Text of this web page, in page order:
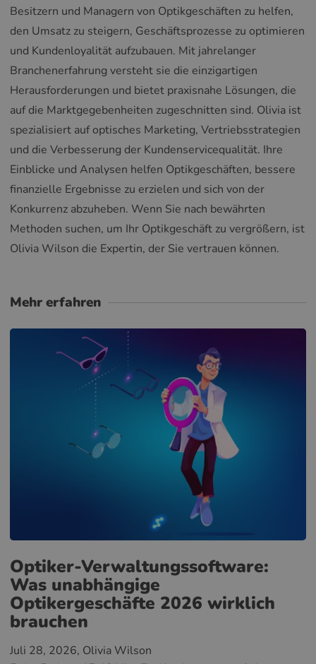
Besitzern und Managern von Optikgeschäften zu helfen,
den Umsatz zu steigern, Geschäftsprozesse zu optimieren
und Kundenloyalität aufzubauen. Mit jahrelanger
Branchenerfahrung versteht sie die einzigartigen
Herausforderungen und bietet praxisnahe Lösungen, die
auf die Marktgegebenheiten zugeschnitten sind. Olivia ist
spezialisiert auf optisches Marketing, Vertriebsstrategien
und die Verbesserung der Kundenservicequalität. Ihre
Einblicke und Analysen helfen Optikgeschäften, bessere
finanzielle Ergebnisse zu erzielen und sich von der
Konkurrenz abzuheben. Wenn Sie nach bewährten
Methoden suchen, um Ihr Optikgeschäft zu vergrößern, ist
Olivia Wilson die Expertin, der Sie vertrauen können.
Mehr erfahren
Optiker-Verwaltungssoftware:
Was unabhängige
Optikergeschäfte 2026 wirklich
brauchen
Juli 28, 2026, Olivia Wilson